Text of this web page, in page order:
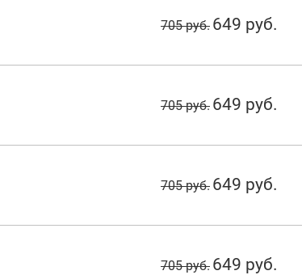
705 руб. 649 руб.
705 руб. 649 руб.
705 руб. 649 руб.
705 руб. 649 руб.